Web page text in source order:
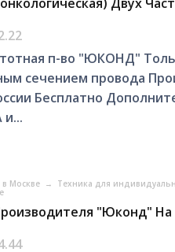
п-во "ЮКОНД"
сечением провода
Бесплатно
и...
в Москве → Техника для
"Юконд" На